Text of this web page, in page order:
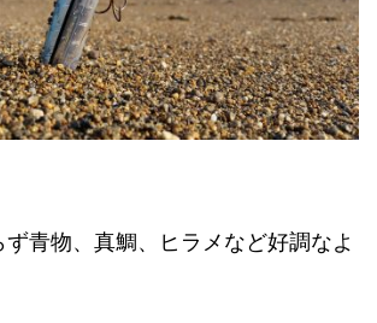
青物、真鯛、ヒラメなど好調なよ